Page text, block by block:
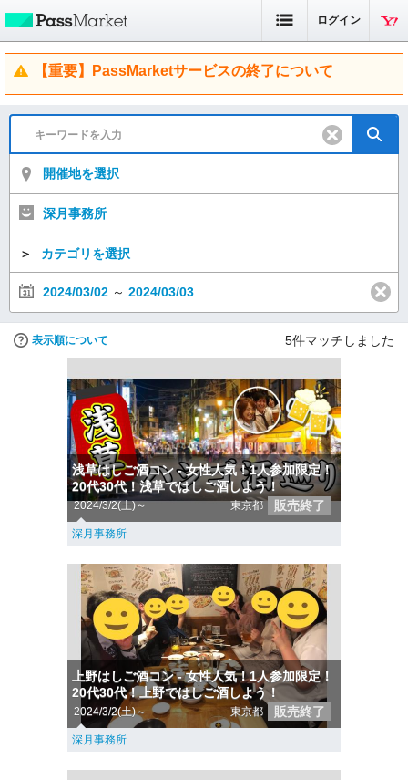
ログイン
【重要】PassMarketサービスの終了について
開催地を選択
深月事務所
＞ カテゴリを選択
2024/03/02 ～ 2024/03/03
表示順について 5件マッチしました
浅草はしご酒コン - 女性人気！1人参加限定！
20代30代！浅草ではしご酒しよう！
2024/3/2(土)～ 東京都 販売終了
深月事務所
上野はしご酒コン - 女性人気！1人参加限定！
20代30代！上野ではしご酒しよう！
2024/3/2(土)～ 東京都 販売終了
深月事務所